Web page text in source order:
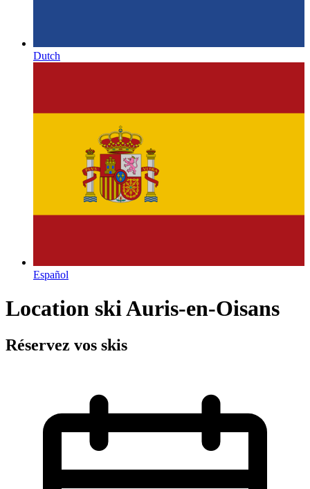
Dutch
Español
Location ski Auris-en-Oisans
Réservez vos skis